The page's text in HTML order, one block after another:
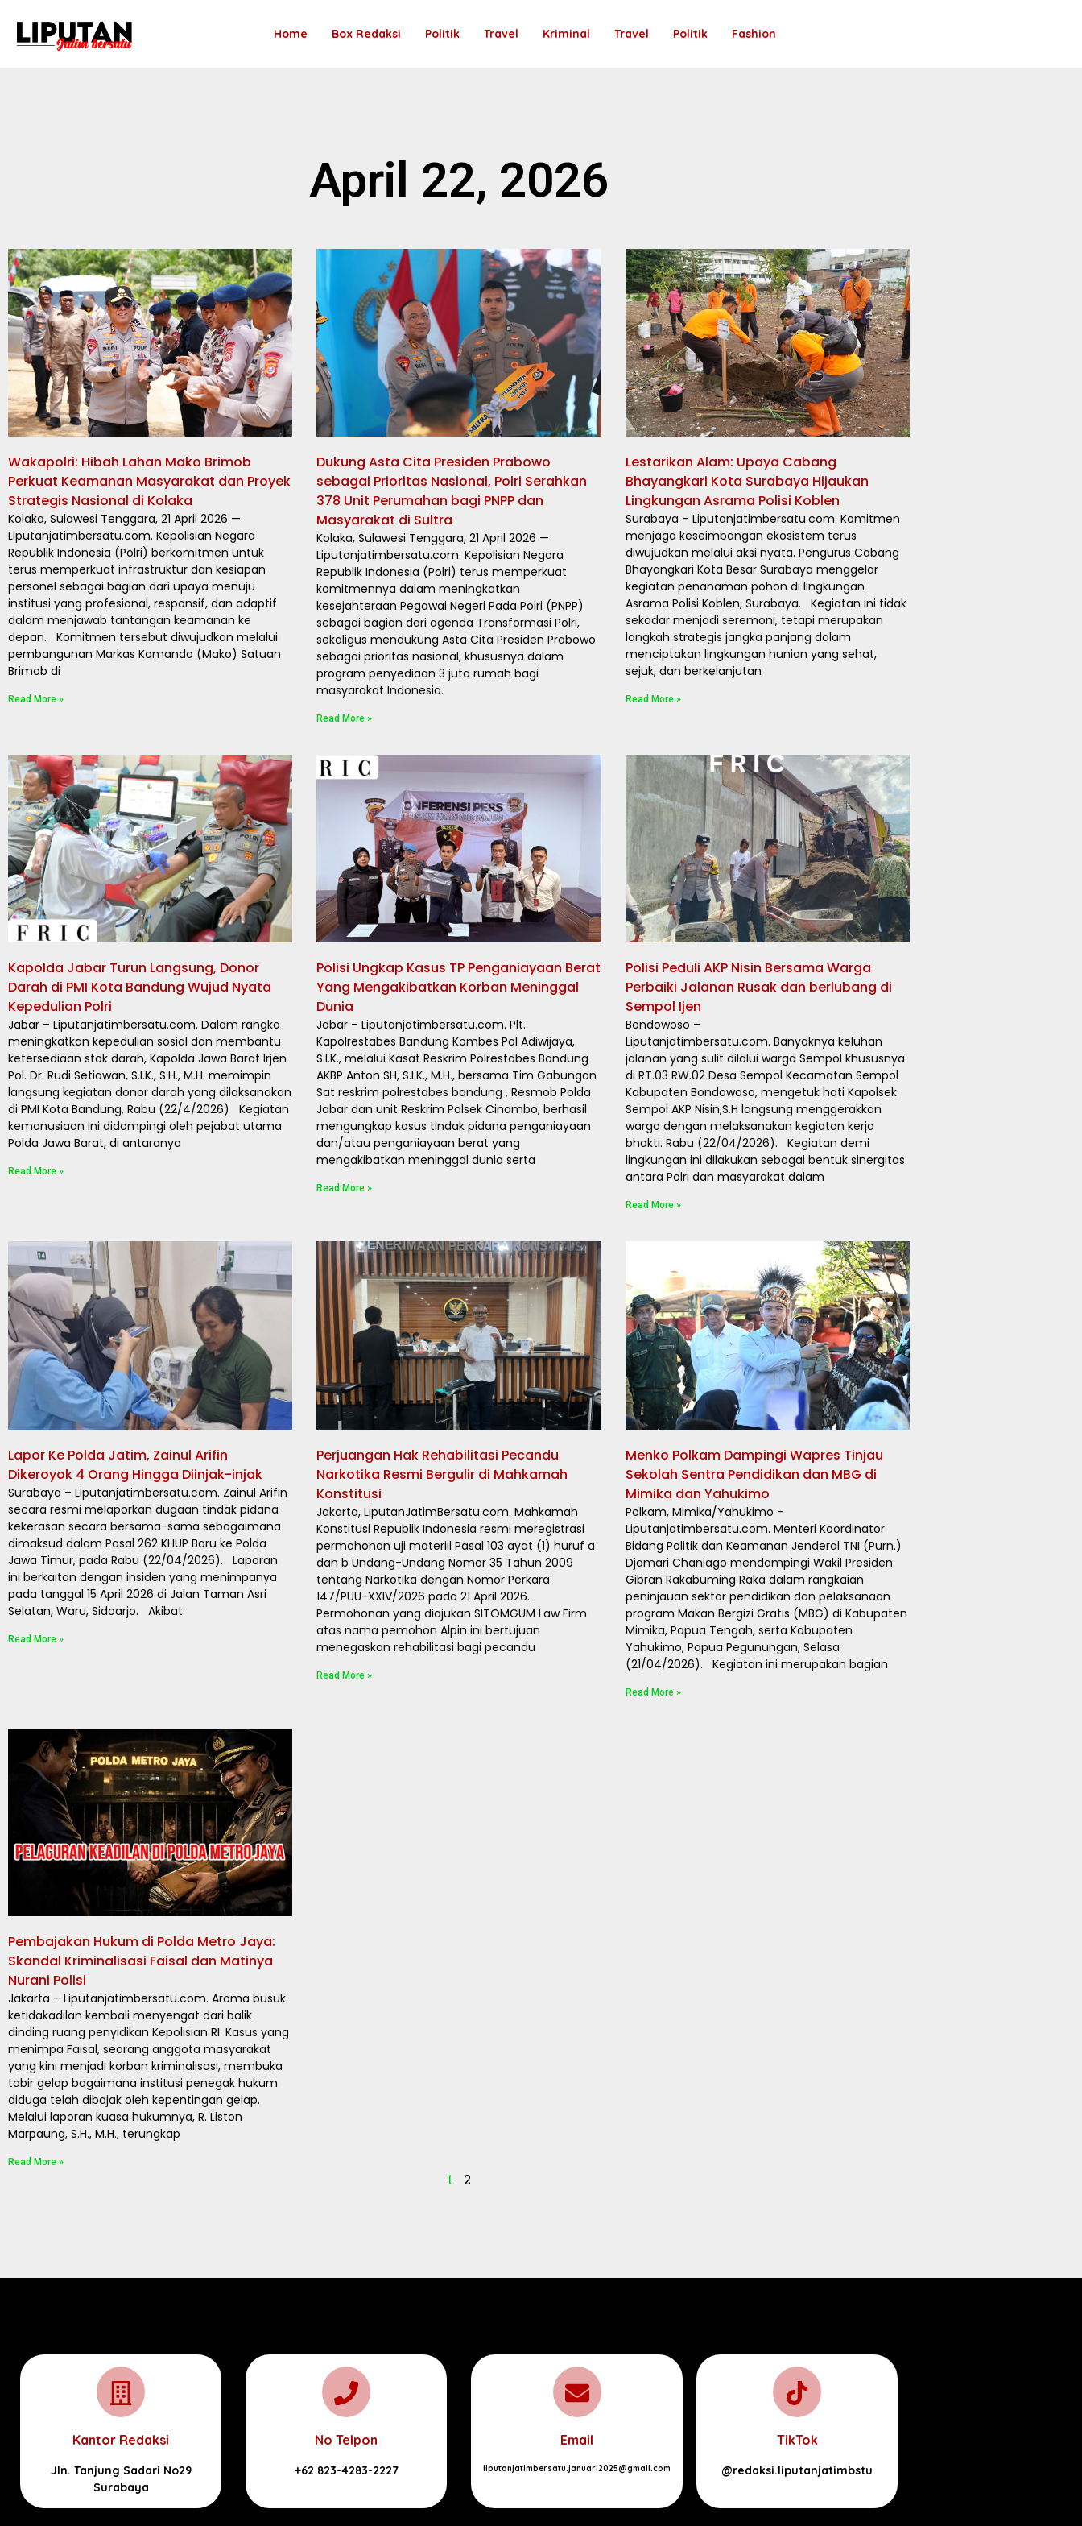
Home Box Redaksi Politik Travel Kriminal Travel Politik Fashion
April 22, 2026
Wakapolri: Hibah Lahan Mako Brimob
Perkuat Keamanan Masyarakat dan Proyek
Strategis Nasional di Kolaka
Kolaka, Sulawesi Tenggara, 21 April 2026 —
Liputanjatimbersatu.com. Kepolisian Negara
Republik Indonesia (Polri) berkomitmen untuk
terus memperkuat infrastruktur dan kesiapan
personel sebagai bagian dari upaya menuju
institusi yang profesional, responsif, dan adaptif
dalam menjawab tantangan keamanan ke
depan. Komitmen tersebut diwujudkan melalui
pembangunan Markas Komando (Mako) Satuan
Brimob di
Read More »
Dukung Asta Cita Presiden Prabowo
sebagai Prioritas Nasional, Polri Serahkan
378 Unit Perumahan bagi PNPP dan
Masyarakat di Sultra
Kolaka, Sulawesi Tenggara, 21 April 2026 —
Liputanjatimbersatu.com. Kepolisian Negara
Republik Indonesia (Polri) terus memperkuat
komitmennya dalam meningkatkan
kesejahteraan Pegawai Negeri Pada Polri (PNPP)
sebagai bagian dari agenda Transformasi Polri,
sekaligus mendukung Asta Cita Presiden Prabowo
sebagai prioritas nasional, khususnya dalam
program penyediaan 3 juta rumah bagi
masyarakat Indonesia.
Read More »
Lestarikan Alam: Upaya Cabang
Bhayangkari Kota Surabaya Hijaukan
Lingkungan Asrama Polisi Koblen
Surabaya – Liputanjatimbersatu.com. Komitmen
menjaga keseimbangan ekosistem terus
diwujudkan melalui aksi nyata. Pengurus Cabang
Bhayangkari Kota Besar Surabaya menggelar
kegiatan penanaman pohon di lingkungan
Asrama Polisi Koblen, Surabaya. Kegiatan ini tidak
sekadar menjadi seremoni, tetapi merupakan
langkah strategis jangka panjang dalam
menciptakan lingkungan hunian yang sehat,
sejuk, dan berkelanjutan
Read More »
Kapolda Jabar Turun Langsung, Donor
Darah di PMI Kota Bandung Wujud Nyata
Kepedulian Polri
Jabar – Liputanjatimbersatu.com. Dalam rangka
meningkatkan kepedulian sosial dan membantu
ketersediaan stok darah, Kapolda Jawa Barat Irjen
Pol. Dr. Rudi Setiawan, S.I.K., S.H., M.H. memimpin
langsung kegiatan donor darah yang dilaksanakan
di PMI Kota Bandung, Rabu (22/4/2026) Kegiatan
kemanusiaan ini didampingi oleh pejabat utama
Polda Jawa Barat, di antaranya
Read More »
Polisi Ungkap Kasus TP Penganiayaan Berat
Yang Mengakibatkan Korban Meninggal
Dunia
Jabar – Liputanjatimbersatu.com. Plt.
Kapolrestabes Bandung Kombes Pol Adiwijaya,
S.I.K., melalui Kasat Reskrim Polrestabes Bandung
AKBP Anton SH, S.I.K., M.H., bersama Tim Gabungan
Sat reskrim polrestabes bandung , Resmob Polda
Jabar dan unit Reskrim Polsek Cinambo, berhasil
mengungkap kasus tindak pidana penganiayaan
dan/atau penganiayaan berat yang
mengakibatkan meninggal dunia serta
Read More »
Polisi Peduli AKP Nisin Bersama Warga
Perbaiki Jalanan Rusak dan berlubang di
Sempol Ijen
Bondowoso –
Liputanjatimbersatu.com. Banyaknya keluhan
jalanan yang sulit dilalui warga Sempol khususnya
di RT.03 RW.02 Desa Sempol Kecamatan Sempol
Kabupaten Bondowoso, mengetuk hati Kapolsek
Sempol AKP Nisin,S.H langsung menggerakkan
warga dengan melaksanakan kegiatan kerja
bhakti. Rabu (22/04/2026). Kegiatan demi
lingkungan ini dilakukan sebagai bentuk sinergitas
antara Polri dan masyarakat dalam
Read More »
Lapor Ke Polda Jatim, Zainul Arifin
Dikeroyok 4 Orang Hingga Diinjak-injak
Surabaya – Liputanjatimbersatu.com. Zainul Arifin
secara resmi melaporkan dugaan tindak pidana
kekerasan secara bersama-sama sebagaimana
dimaksud dalam Pasal 262 KHUP Baru ke Polda
Jawa Timur, pada Rabu (22/04/2026). Laporan
ini berkaitan dengan insiden yang menimpanya
pada tanggal 15 April 2026 di Jalan Taman Asri
Selatan, Waru, Sidoarjo. Akibat
Read More »
Perjuangan Hak Rehabilitasi Pecandu
Narkotika Resmi Bergulir di Mahkamah
Konstitusi
Jakarta, LiputanJatimBersatu.com. Mahkamah
Konstitusi Republik Indonesia resmi meregistrasi
permohonan uji materiil Pasal 103 ayat (1) huruf a
dan b Undang-Undang Nomor 35 Tahun 2009
tentang Narkotika dengan Nomor Perkara
147/PUU-XXIV/2026 pada 21 April 2026.
Permohonan yang diajukan SITOMGUM Law Firm
atas nama pemohon Alpin ini bertujuan
menegaskan rehabilitasi bagi pecandu
Read More »
Menko Polkam Dampingi Wapres Tinjau
Sekolah Sentra Pendidikan dan MBG di
Mimika dan Yahukimo
Polkam, Mimika/Yahukimo –
Liputanjatimbersatu.com. Menteri Koordinator
Bidang Politik dan Keamanan Jenderal TNI (Purn.)
Djamari Chaniago mendampingi Wakil Presiden
Gibran Rakabuming Raka dalam rangkaian
peninjauan sektor pendidikan dan pelaksanaan
program Makan Bergizi Gratis (MBG) di Kabupaten
Mimika, Papua Tengah, serta Kabupaten
Yahukimo, Papua Pegunungan, Selasa
(21/04/2026). Kegiatan ini merupakan bagian
Read More »
Pembajakan Hukum di Polda Metro Jaya:
Skandal Kriminalisasi Faisal dan Matinya
Nurani Polisi
Jakarta – Liputanjatimbersatu.com. Aroma busuk
ketidakadilan kembali menyengat dari balik
dinding ruang penyidikan Kepolisian RI. Kasus yang
menimpa Faisal, seorang anggota masyarakat
yang kini menjadi korban kriminalisasi, membuka
tabir gelap bagaimana institusi penegak hukum
diduga telah dibajak oleh kepentingan gelap.
Melalui laporan kuasa hukumnya, R. Liston
Marpaung, S.H., M.H., terungkap
Read More »
1 2
Kantor Redaksi
Jln. Tanjung Sadari No29
Surabaya
No Telpon
+62 823-4283-2227
Email
liputanjatimbersatu.januari2025@gmail.com
TikTok
@redaksi.liputanjatimbstu